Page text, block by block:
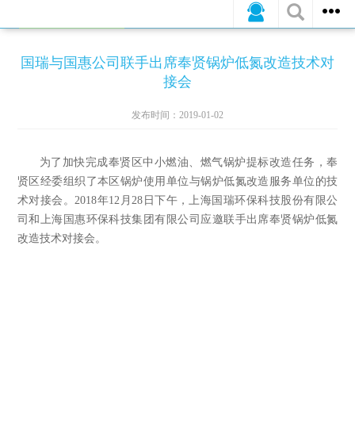
媒体报道
国瑞与国惠公司联手出席奉贤锅炉低氮改造技术对
接会
发布时间：2019-01-02
为了加快完成奉贤区中小燃油、燃气锅炉提标改造任务，奉
贤区经委组织了本区锅炉使用单位与锅炉低氮改造服务单位的技
术对接会。 2018年12 月 28 日下午，上海国瑞环保科技股份有限公
司和上海国惠环保科技集团有限公司应邀联手出席奉贤锅炉低氮
改造技术对接会。